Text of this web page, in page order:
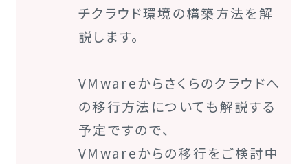
チクラウド環境の構築方法を解
説します。
VMwareからさくらのクラウドへ
の移行方法についても解説する
予定ですので、
VMwareからの移行をご検討中